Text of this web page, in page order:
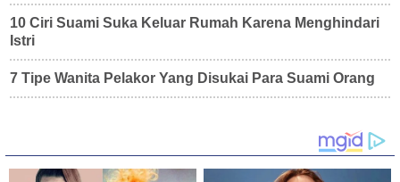
10 Ciri Suami Suka Keluar Rumah Karena Menghindari
Istri
7 Tipe Wanita Pelakor Yang Disukai Para Suami Orang